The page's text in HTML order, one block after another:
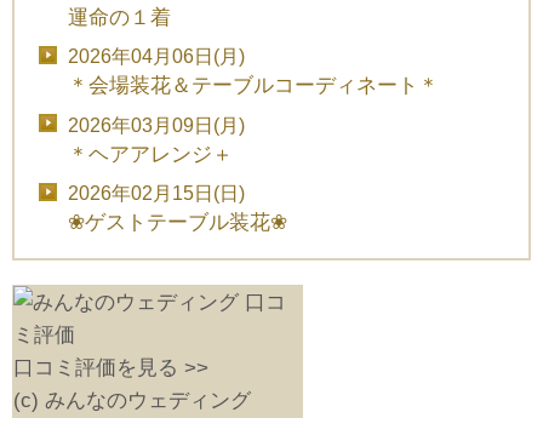
運命の１着
2026年04月06日(月)
＊会場装花＆テーブルコーディネート＊
2026年03月09日(月)
＊ヘアアレンジ＋
2026年02月15日(日)
❀ゲストテーブル装花❀
口コミ評価を見る >>
(c) みんなのウェディング